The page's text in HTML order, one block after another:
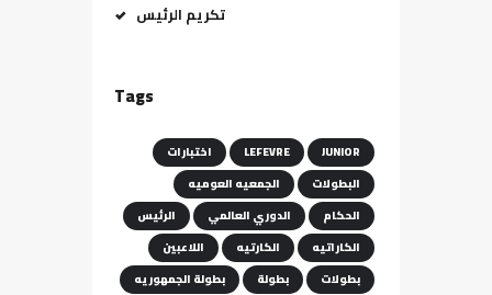
تكريم الرئيس
Tags
JUNIOR
LEFEVRE
اختبارات
البطولات
الجمعيه العوميه
الحكام
الدوري العالمي
الرئيس
الكاراتيه
الكارتيه
اللاعبين
بطولات
بطولة
بطولة الجمهوريه